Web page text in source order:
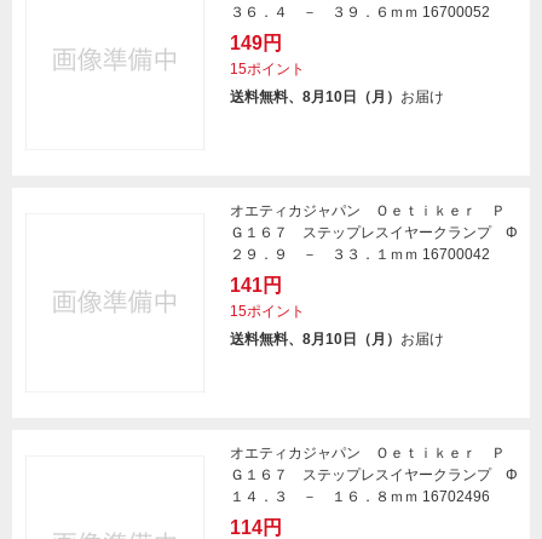
３６．４ － ３９．６ｍｍ 16700052
149円
15ポイント
送料無料、8月10日（月） お届け
オエティカジャパン Ｏｅｔｉｋｅｒ Ｐ
Ｇ１６７ ステップレスイヤークランプ Φ
２９．９ － ３３．１ｍｍ 16700042
141円
15ポイント
送料無料、8月10日（月） お届け
オエティカジャパン Ｏｅｔｉｋｅｒ Ｐ
Ｇ１６７ ステップレスイヤークランプ Φ
１４．３ － １６．８ｍｍ 16702496
114円